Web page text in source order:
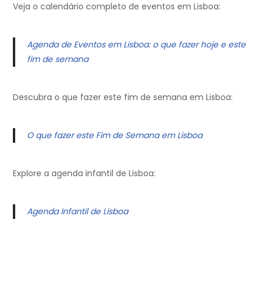
Veja o calendário completo de eventos em Lisboa:
Agenda de Eventos em Lisboa: o que fazer hoje e este
fim de semana
Descubra o que fazer este fim de semana em Lisboa:
O que fazer este Fim de Semana em Lisboa
Explore a agenda infantil de Lisboa:
Agenda Infantil de Lisboa